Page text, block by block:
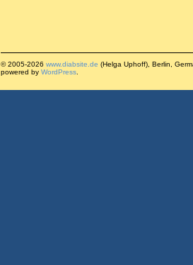
© 2005-2026 www.diabsite.de (Helga Uphoff), Berlin,
powered by WordPress.